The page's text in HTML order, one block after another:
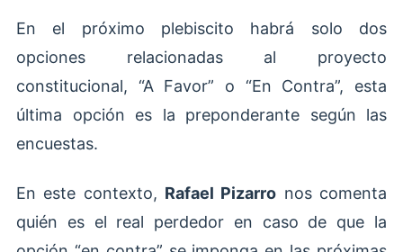
En el próximo plebiscito habrá solo dos
opciones relacionadas al proyecto
constitucional, “A Favor” o “En Contra”, esta
última opción es la preponderante según las
encuestas.
En este contexto, Rafael Pizarro nos comenta
quién es el real perdedor en caso de que la